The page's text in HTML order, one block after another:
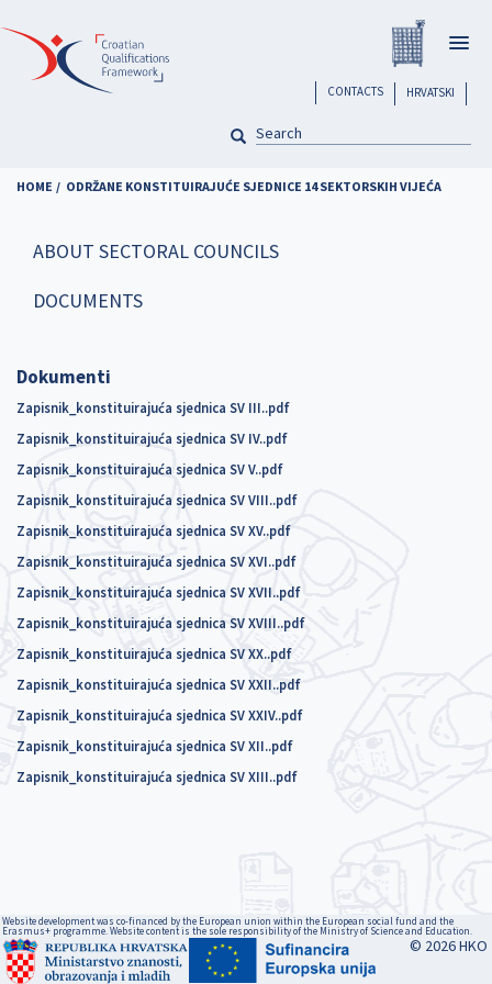
to
content
HRVATSKI
header
CONTACTS
SEARCH
HOME ODRŽANE KONSTITUIRAJUĆE SJEDNICE 14 SEKTORSKIH VIJEĆA
ABOUT SECTORAL COUNCILS
DOCUMENTS
Dokumenti
Zapisnik_konstituirajuća sjednica SV III..pdf
Zapisnik_konstituirajuća sjednica SV IV..pdf
Zapisnik_konstituirajuća sjednica SV V..pdf
Zapisnik_konstituirajuća sjednica SV VIII..pdf
Zapisnik_konstituirajuća sjednica SV XV..pdf
Zapisnik_konstituirajuća sjednica SV XVI..pdf
Zapisnik_konstituirajuća sjednica SV XVII..pdf
Zapisnik_konstituirajuća sjednica SV XVIII..pdf
Zapisnik_konstituirajuća sjednica SV XX..pdf
Zapisnik_konstituirajuća sjednica SV XXII..pdf
Zapisnik_konstituirajuća sjednica SV XXIV..pdf
Zapisnik_konstituirajuća sjednica SV XII..pdf
Zapisnik_konstituirajuća sjednica SV XIII..pdf
Website development was co-financed by the European union within the European social fund and the
Erasmus+ programme. Website content is the sole responsibility of the Ministry of Science and Education.
© 2026 HKO